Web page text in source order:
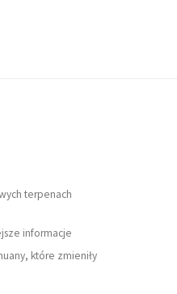
terpenach
informacje
które zmieniły